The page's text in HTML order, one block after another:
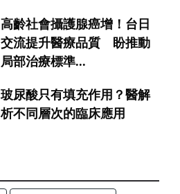
高齡社會攝護腺癌增！台日
交流提升醫療品質 盼推動
局部治療標準...
玻尿酸只有填充作用？醫解
析不同層次的臨床應用